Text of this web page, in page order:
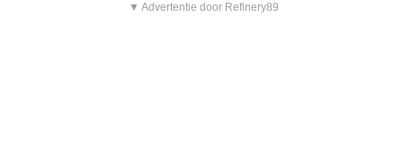
▼ Advertentie door Refinery89